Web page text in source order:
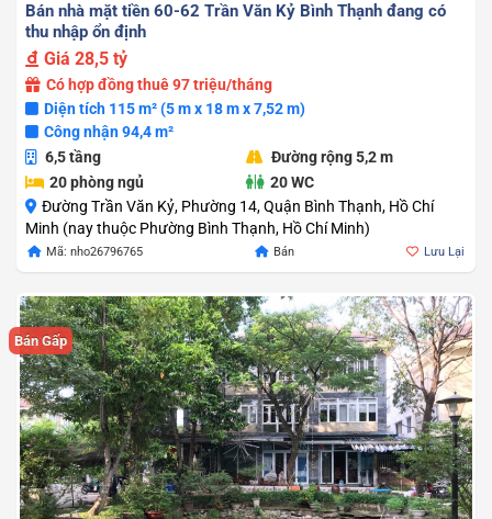
Bán nhà mặt tiền 60-62 Trần Văn Kỷ Bình Thạnh đang có
thu nhập ổn định
Giá 28,5 tỷ
Có hợp đồng thuê 97 triệu/tháng
Diện tích 115 m² (5 m x 18 m x 7,52 m)
Công nhận 94,4 m²
6,5 tầng
Đường rộng 5,2 m
20 phòng ngủ
20 WC
Đường Trần Văn Kỷ, Phường 14, Quận Bình Thạnh, Hồ Chí
Minh (nay thuộc Phường Bình Thạnh, Hồ Chí Minh)
Mã: nho26796765 Bán Lưu Lại
Bán Gấp